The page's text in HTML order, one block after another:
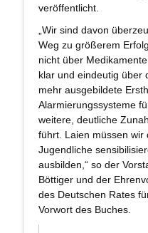
veröffentlicht.
„Wir sind davon
Weg zu größerem
nicht über
klar und eindeutig über
mehr ausgebildete
Alarmierungssysteme
weitere, deutliche
führt. Laien müssen wir
Jugendliche
ausbilden,“ so der
Böttiger und der
des Deutschen Rates
Vorwort des Buches.